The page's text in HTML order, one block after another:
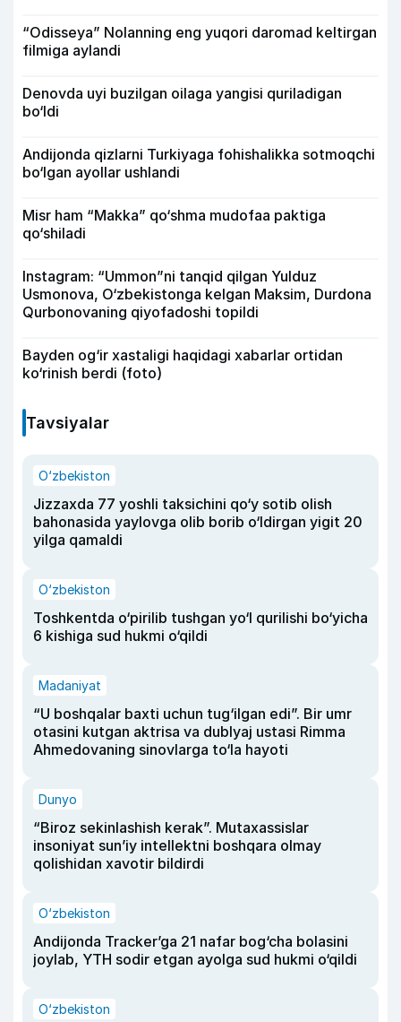
“Odisseya” Nolanning eng yuqori daromad keltirgan
filmiga aylandi
Denovda uyi buzilgan oilaga yangisi quriladigan
bo‘ldi
Andijonda qizlarni Turkiyaga fohishalikka sotmoqchi
bo‘lgan ayollar ushlandi
Misr ham “Makka” qo‘shma mudofaa paktiga
qo‘shiladi
Instagram: “Ummon”ni tanqid qilgan Yulduz
Usmonova, O‘zbekistonga kelgan Maksim, Durdona
Qurbonovaning qiyofadoshi topildi
Bayden og‘ir xastaligi haqidagi xabarlar ortidan
ko‘rinish berdi (foto)
Tavsiyalar
O‘zbekiston
Jizzaxda 77 yoshli taksichini qo‘y sotib olish
bahonasida yaylovga olib borib o‘ldirgan yigit 20
yilga qamaldi
O‘zbekiston
Toshkentda o‘pirilib tushgan yo‘l qurilishi bo‘yicha
6 kishiga sud hukmi o‘qildi
Madaniyat
“U boshqalar baxti uchun tug‘ilgan edi”. Bir umr
otasini kutgan aktrisa va dublyaj ustasi Rimma
Ahmedovaning sinovlarga to‘la hayoti
Dunyo
“Biroz sekinlashish kerak”. Mutaxassislar
insoniyat sun’iy intellektni boshqara olmay
qolishidan xavotir bildirdi
O‘zbekiston
Andijonda Tracker’ga 21 nafar bog‘cha bolasini
joylab, YTH sodir etgan ayolga sud hukmi o‘qildi
O‘zbekiston